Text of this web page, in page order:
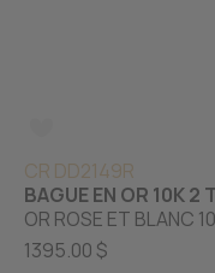
CR DD2149R
BAGUE EN OR 10K 2
OR ROSE ET BLANC
1395.00 $